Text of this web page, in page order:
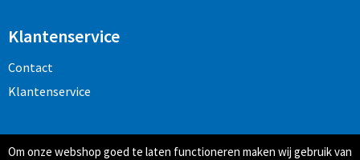
Klantenservice
Contact
Klantenservice
Veilig winkelen
Om onze webshop goed te laten functioneren maken wij gebruik van